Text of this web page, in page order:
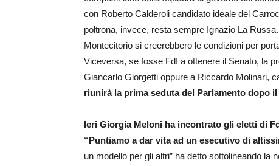
con Roberto Calderoli candidato ideale del
poltrona, invece, resta sempre Ignazio La
Montecitorio si creerebbero le condizioni per
Viceversa, se fosse FdI a ottenere il Senato, la
Giancarlo Giorgetti oppure a Riccardo Molinari,
riunirà la prima seduta del Parlamento dopo
Ieri Giorgia Meloni ha incontrato gli eletti di
“Puntiamo a dar vita ad un esecutivo di
un modello per gli altri” ha detto sottolineando